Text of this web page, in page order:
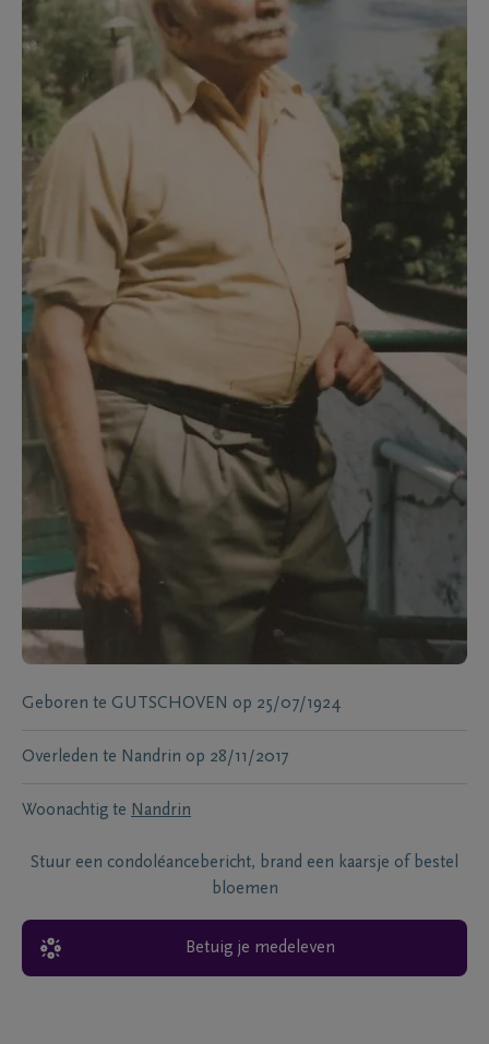
Geboren te GUTSCHOVEN op 25/07/1924
Overleden te Nandrin op 28/11/2017
Woonachtig te Nandrin
Stuur een condoléancebericht, brand een kaarsje of bestel
bloemen
Betuig je medeleven